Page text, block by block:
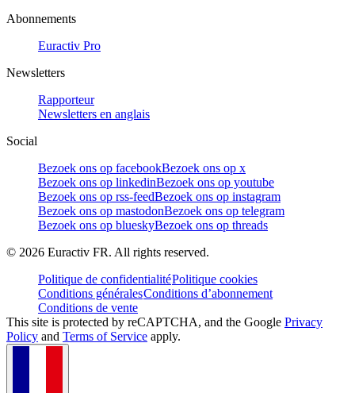
Abonnements
Euractiv Pro
Newsletters
Rapporteur
Newsletters en anglais
Social
Bezoek ons op facebookBezoek ons op x
Bezoek ons op linkedinBezoek ons op youtube
Bezoek ons op rss-feedBezoek ons op instagram
Bezoek ons op mastodonBezoek ons op telegram
Bezoek ons op blueskyBezoek ons op threads
© 2026 Euractiv FR. All rights reserved.
Politique de confidentialitéPolitique cookies
Conditions généralesConditions d’abonnement
Conditions de vente
This site is protected by reCAPTCHA, and the Google Privacy
Policy and Terms of Service apply.